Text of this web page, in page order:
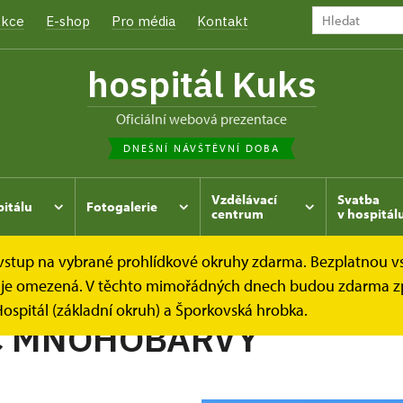
E-shop Pro média Kontakt
hospitál Kuks
oficiální webová prezentace
DNEŠNÍ NÁVŠTĚVNÍ DOBA
Fotogalerie
Vzdělávací
centrum
Svatba
v
na vybrané prohlídkové okruhy zdarma. Bezplatnou
omezená. V těchto mimořádných dnech budou zdarma
(základní okruh) a Šporkovská hrobka.
Kukský herbář - aneb co u nás roste... PRYŠEC
MNOHOBARVÝ